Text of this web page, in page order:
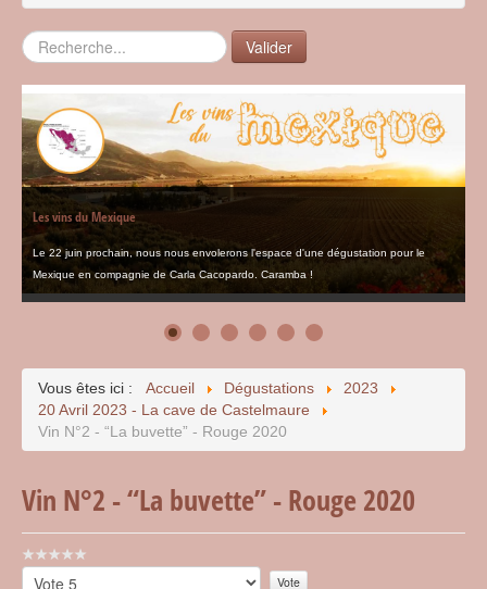
Rechercher Valider
Les vins du Mexique
Le 22 juin prochain, nous nous envolerons l'espace d'une dégustation pour le
Mexique en compagnie de Carla Cacopardo. Caramba !
Vous êtes ici : Accueil Dégustations
2023
20 Avril 2023 - La cave de Castelmaure
Vin N°2 - “La buvette” - Rouge 2020
Vin N°2 - “La buvette” - Rouge 2020
Vote
utilisateur:
Veuillez